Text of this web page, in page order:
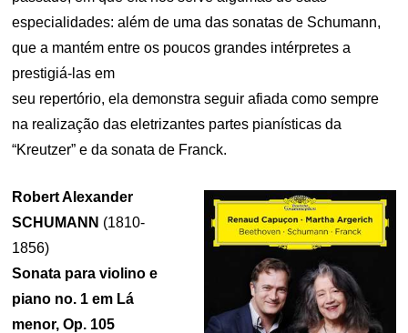
especialidades: além de uma das sonatas de Schumann,
que a mantém entre os poucos grandes intérpretes a
prestigiá-las em
seu repertório, ela demonstra seguir afiada como sempre
na realização das eletrizantes partes pianísticas da
“Kreutzer” e da sonata de Franck.
Robert Alexander
SCHUMANN (1810-
1856)
Sonata paraviolino e
piano no. 1 em Lá
menor, Op. 105